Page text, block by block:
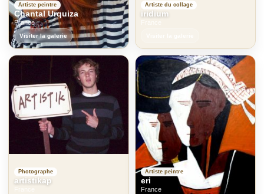
Artiste peintre
Chantal Urquiza
France
Visiter la galerie
Artiste du collage
iridium
Photographe
artistikap
Artiste peintre
eri
France